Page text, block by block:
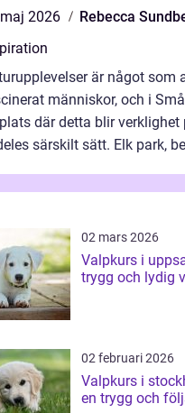
2026
Rebecca
är något som
människor, och i
där detta blir verklighet
särskilt sätt. Elk park,
02 mars 2026
Valpkurs i uppsala grunden
trygg och lydig
02 februari 2026
Valpkurs i stockholm
en trygg och